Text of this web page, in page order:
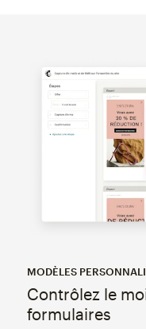
MODÈLES
Contrôlez le
formulaires